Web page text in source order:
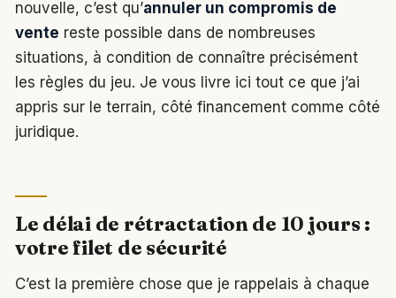
nouvelle, c’est qu’annuler un compromis de
vente reste possible dans de nombreuses
situations, à condition de connaître précisément
les règles du jeu. Je vous livre ici tout ce que j’ai
appris sur le terrain, côté financement comme côté
juridique.
Le délai de rétractation de 10 jours :
votre filet de sécurité
C’est la première chose que je rappelais à chaque